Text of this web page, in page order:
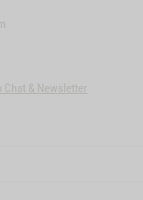
Chat & Newsletter